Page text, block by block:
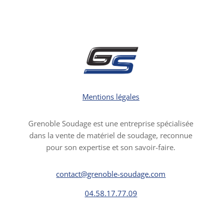
Mentions légales
Grenoble Soudage est une entreprise spécialisée
dans la vente de matériel de soudage, reconnue
pour son expertise et son savoir-faire.
contact@grenoble-soudage.com
04.58.17.77.09